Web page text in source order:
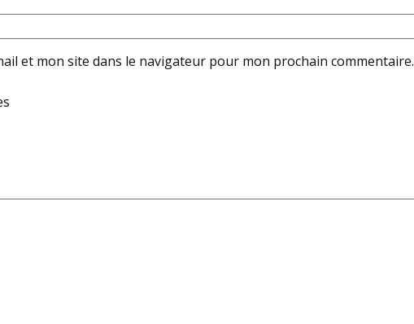
et mon site dans le navigateur pour mon prochain commentaire.